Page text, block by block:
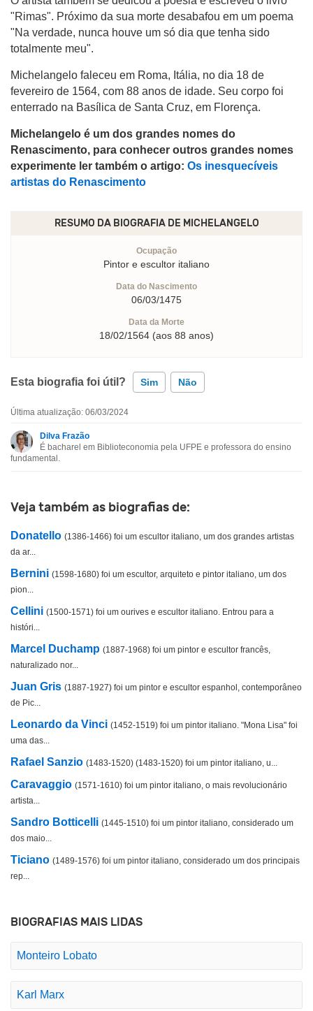
"Rimas". Próximo da sua morte desabafou em um poema
"Na verdade, nunca houve um só dia que tenha sido
totalmente meu".
Michelangelo faleceu em Roma, Itália, no dia 18 de
fevereiro de 1564, com 88 anos de idade. Seu corpo foi
enterrado na Basílica de Santa Cruz, em Florença.
Michelangelo é um dos grandes nomes do
Renascimento, para conhecer outros grandes nomes
experimente ler também o artigo: Os inesquecíveis
artistas do Renascimento
RESUMO DA BIOGRAFIA DE MICHELANGELO
Ocupação
Pintor e escultor italiano
Data do Nascimento
06/03/1475
Data da Morte
18/02/1564 (aos 88 anos)
Esta biografia foi útil? Sim Não
Esta biografia não tem a informação que procuro
Última atualização: 06/03/2024
Dilva Frazão
É bacharel em Biblioteconomia pela UFPE e professora do ensino
fundamental.
Veja também as biografias de:
Donatello (1386-1466) foi um escultor italiano, um dos grandes artistas
da ar...
Bernini (1598-1680) foi um escultor, arquiteto e pintor italiano, um dos
pion...
Cellini (1500-1571) foi um ourives e escultor italiano. Entrou para a
históri...
Marcel Duchamp (1887-1968) foi um pintor e escultor francês,
naturalizado nor...
Juan Gris (1887-1927) foi um pintor e escultor espanhol, contemporâneo
de Pic...
Leonardo da Vinci (1452-1519) foi um pintor italiano. "Mona Lisa" foi
uma das...
Rafael Sanzio (1483-1520) (1483-1520) foi um pintor italiano, u...
Caravaggio (1571-1610) foi um pintor italiano, o mais revolucionário
artista...
Sandro Botticelli (1445-1510) foi um pintor italiano, considerado um
dos maio...
Ticiano (1489-1576) foi um pintor italiano, considerado um dos principais
rep...
BIOGRAFIAS MAIS LIDAS
Monteiro Lobato
Karl Marx